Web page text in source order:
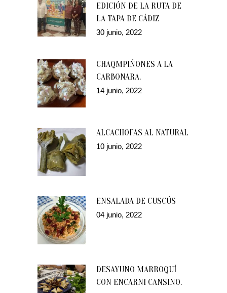
EDICIÓN DE LA RUTA DE
LA TAPA DE CÁDIZ
30 junio, 2022
CHAQMPIÑONES A LA
CARBONARA.
14 junio, 2022
ALCACHOFAS AL NATURAL
10 junio, 2022
ENSALADA DE CUSCÚS
04 junio, 2022
DESAYUNO MARROQUÍ
CON ENCARNI CANSINO.